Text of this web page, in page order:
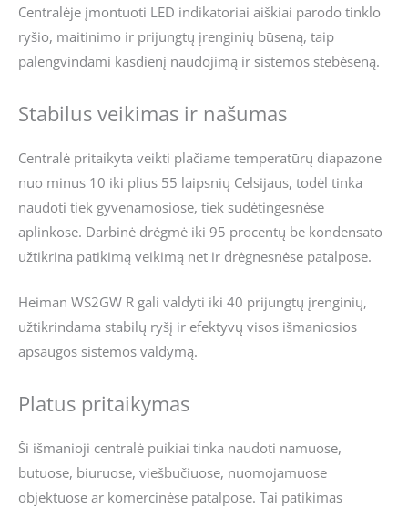
Centralėje įmontuoti LED indikatoriai aiškiai parodo tinklo
ryšio, maitinimo ir prijungtų įrenginių būseną, taip
palengvindami kasdienį naudojimą ir sistemos stebėseną.
Stabilus veikimas ir našumas
Centralė pritaikyta veikti plačiame temperatūrų diapazone
nuo minus 10 iki plius 55 laipsnių Celsijaus, todėl tinka
naudoti tiek gyvenamosiose, tiek sudėtingesnėse
aplinkose. Darbinė drėgmė iki 95 procentų be kondensato
užtikrina patikimą veikimą net ir drėgnesnėse patalpose.
Heiman WS2GW R gali valdyti iki 40 prijungtų įrenginių,
užtikrindama stabilų ryšį ir efektyvų visos išmaniosios
apsaugos sistemos valdymą.
Platus pritaikymas
Ši išmanioji centralė puikiai tinka naudoti namuose,
butuose, biuruose, viešbučiuose, nuomojamuose
objektuose ar komercinėse patalpose. Tai patikimas